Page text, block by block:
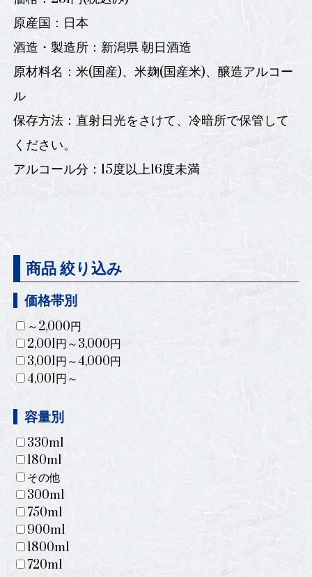
原産国：日本
酒造・製造所：新潟県 朝日酒造
原材料名：米(国産)、米麹(国産米)、醸造アルコー
ル
保存方法：直射日光をさけて、冷暗所で保管して
ください。
アルコール分：15度以上16度未満
商品 絞り込み
価格帯別
～2,000円
2,001円～3,000円
3,001円～4,000円
4,001円～
容量別
330ml
180ml
その他
300ml
750ml
900ml
1800ml
720ml